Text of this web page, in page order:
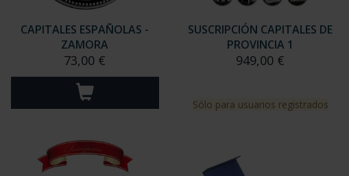
CAPITALES ESPAÑOLAS -
ZAMORA
73,00 €
SUSCRIPCIÓN CAPITALES DE
PROVINCIA 1
949,00 €
Sólo para usuarios registrados